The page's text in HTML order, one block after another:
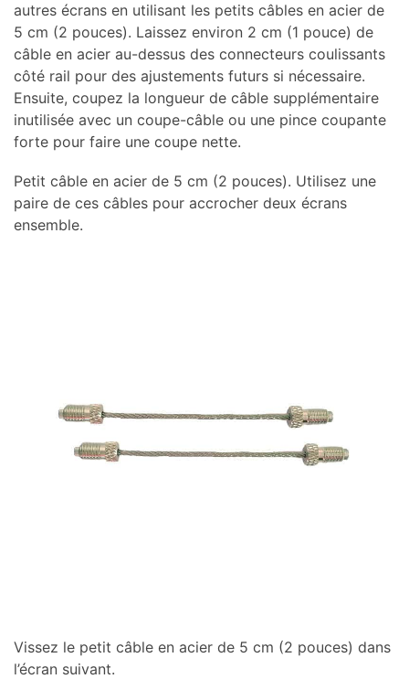
autres écrans en utilisant les petits câbles en acier de
5 cm (2 pouces). Laissez environ 2 cm (1 pouce) de
câble en acier au-dessus des connecteurs coulissants
côté rail pour des ajustements futurs si nécessaire.
Ensuite, coupez la longueur de câble supplémentaire
inutilisée avec un coupe-câble ou une pince coupante
forte pour faire une coupe nette.
Petit câble en acier de 5 cm (2 pouces). Utilisez une
paire de ces câbles pour accrocher deux écrans
ensemble.
Vissez le petit câble en acier de 5 cm (2 pouces) dans
l’écran suivant.